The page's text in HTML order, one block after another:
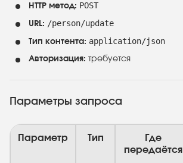
HTTP метод: POST
URL: /person/update
Тип контента: application/json
Авторизация: требуется
Параметры запроса
Параметр Тип
Где
передаётся